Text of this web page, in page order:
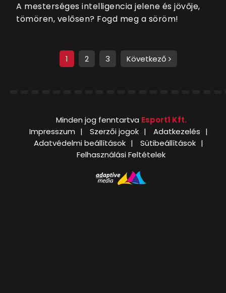
A mesterséges intelligencia jelene és jövője,
tömören, velősen? Fogd meg a söröm!
1 2 3 Következő
Minden jog fenntartva Esport1 Kft.
Impresszum
Szerzői jogok
Adatkezelés
Adatvédelmi beállítások
Sütibeállítások
Felhasználási Feltételek